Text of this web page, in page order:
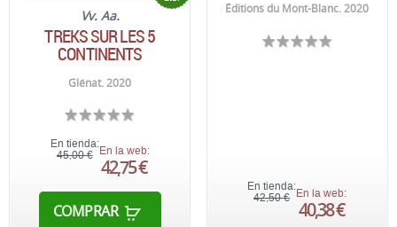
Vv. Aa.
TREKS SUR LES 5
CONTINENTS
Glénat. 2020
En tienda:
45,00 € En la web:
42,75 €
COMPRAR
Éditions du Mont-Blanc. 2020
En tienda:
42,50 €
En la web:
40,38 €